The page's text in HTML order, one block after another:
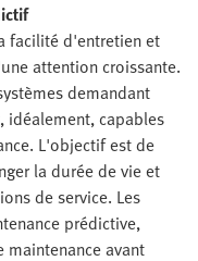
facilité d'entretien et
attention croissante.
demandant
idéalement, capables
L'objectif est de
la durée de vie et
de service. Les
prédictive,
avant